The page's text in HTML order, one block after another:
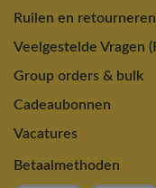
Ruilen en retourneren
Veelgestelde Vragen
Group orders & bulk
Cadeaubonnen
Vacatures
Betaalmethoden